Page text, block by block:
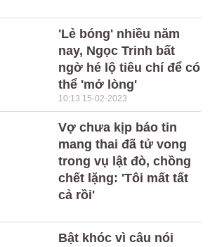
'Lẻ bóng' nhiều năm
nay, Ngọc Trinh bất
ngờ hé lộ tiêu chí để có
thể 'mở lòng'
10:13 15-02-2023
Vợ chưa kịp báo tin
mang thai đã tử vong
trong vụ lật đò, chồng
chết lặng: 'Tôi mất tất
cả rồi'
Bật khóc vì câu nói